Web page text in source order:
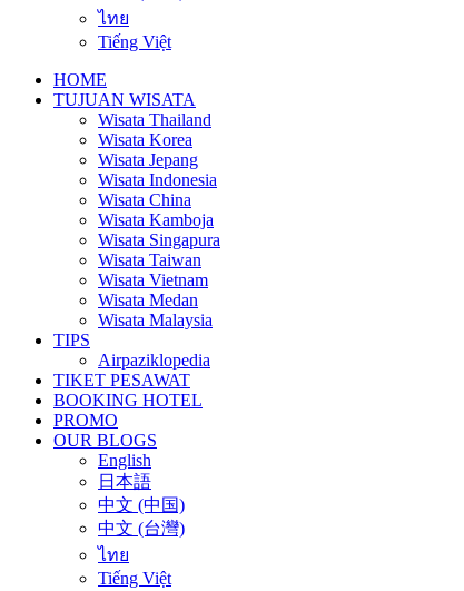
ไทย
Tiếng Việt
HOME
TUJUAN WISATA
Wisata Thailand
Wisata Korea
Wisata Jepang
Wisata Indonesia
Wisata China
Wisata Kamboja
Wisata Singapura
Wisata Taiwan
Wisata Vietnam
Wisata Medan
Wisata Malaysia
TIPS
Airpaziklopedia
TIKET PESAWAT
BOOKING HOTEL
PROMO
OUR BLOGS
English
日本語
中文 (中国)
中文 (台灣)
ไทย
Tiếng Việt